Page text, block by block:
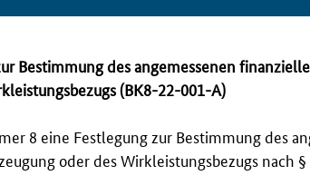
Bestimmung des angemessenen
(BK8-22-001-A)
8 eine Festlegung zur Bestimmung des
oder des Wirkleistungsbezugs nach §